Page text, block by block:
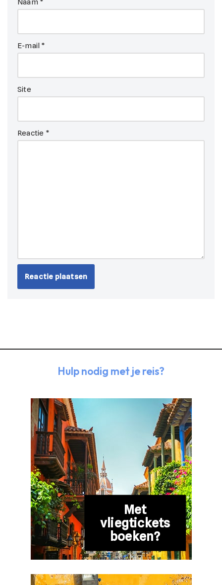
Naam *
E-mail *
Site
Reactie *
Hulp nodig met je reis?
Met
vliegtickets
boeken?